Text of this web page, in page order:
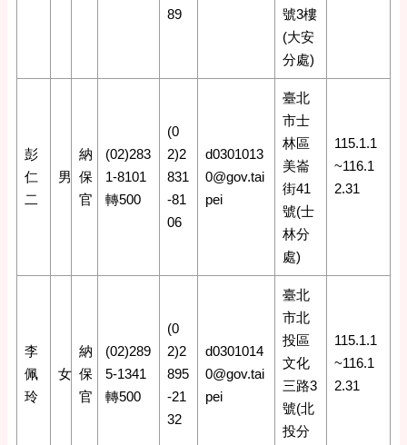
89
號3樓
(大安
分處)
彭
仁
二
男
納
保
官
(02)283
1-8101
轉500
(0
2)2
831
-81
06
d0301013
0@gov.tai
pei
臺北
市士
林區
美崙
街41
號(士
林分
處)
115.1.1
~116.1
2.31
李
佩
玲
女
納
保
官
(02)289
5-1341
轉500
(0
2)2
895
-21
32
d0301014
0@gov.tai
pei
臺北
市北
投區
文化
三路3
號(北
投分
115.1.1
~116.1
2.31